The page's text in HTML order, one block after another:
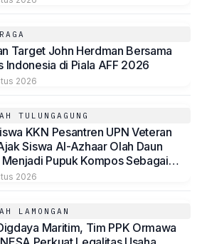
Target John Herdman Bersama
Indonesia di Piala AFF 2026
2026
TULUNGAGUNG
KKN Pesantren UPN Veteran
Siswa Al-Azhaar Olah Daun
Pupuk Kompos Sebagai
Lingkungan
2026
LAMONGAN
Maritim, Tim PPK Ormawa